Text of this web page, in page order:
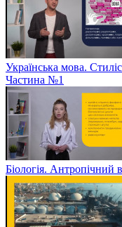
Українська мова.
Частина №1
Біологія. Антропічний